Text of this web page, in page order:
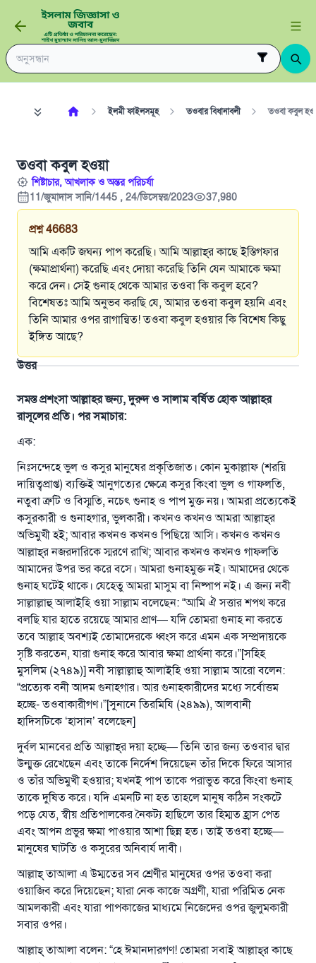
ইলমী ফাইলসমূহ তওবার বিধানাবলী তওবা কবুল
তওবা কবুল হওয়া
শিষ্টাচার, আখলাক ও অন্তর পরিচর্যা
11/জুমাদাস সানি/1445 , 24/ডিসেম্বর/2023
37,980
প্রশ্ন 46683
আমি একটি জঘন্য পাপ করেছি। আমি আল্লাহ্‌র কাছে ইস্তিগফার
(ক্ষমাপ্রার্থনা) করেছি এবং দোয়া করেছি তিনি যেন আমাকে ক্ষমা
করে দেন। সেই গুনাহ থেকে আমার তওবা কি কবুল হবে?
বিশেষতঃ আমি অনুভব করছি যে, আমার তওবা কবুল হয়নি এবং
তিনি আমার ওপর রাগান্বিত! তওবা কবুল হওয়ার কি বিশেষ কিছু
ইঙ্গিত আছে?
উত্তর
সমস্ত প্রশংসা আল্লাহর জন্য, দুরুদ ও সালাম বর্ষিত হোক আল্লাহর
রাসূলের প্রতি। পর সমাচার:
এক:
নিঃসন্দেহে ভুল ও কসুর মানুষের প্রকৃতিজাত। কোন মুকাল্লাফ (শরয়ি
দায়িত্বপ্রাপ্ত) ব্যক্তিই আনুগত্যের ক্ষেত্রে কসুর কিংবা ভুল ও গাফলতি,
নতুবা ত্রুটি ও বিস্মৃতি, নচেৎ গুনাহ ও পাপ মুক্ত নয়। আমরা প্রত্যেকেই
কসুরকারী ও গুনাহগার, ভুলকারী। কখনও কখনও আমরা আল্লাহ্‌র
অভিমুখী হই; আবার কখনও কখনও পিছিয়ে আসি। কখনও কখনও
আল্লাহ্‌র নজরদারিকে স্মরণে রাখি; আবার কখনও কখনও গাফলতি
আমাদের উপর ভর করে বসে। আমরা গুনাহমুক্ত নই। আমাদের থেকে
গুনাহ ঘটেই থাকে। যেহেতু আমরা মাসুম বা নিষ্পাপ নই। এ জন্য নবী
সাল্লাল্লাহু আলাইহি ওয়া সাল্লাম বলেছেন: “আমি ঐ সত্তার শপথ করে
বলছি যার হাতে রয়েছে আমার প্রাণ— যদি তোমরা গুনাহ না করতে
তবে আল্লাহ অবশ্যই তোমাদেরকে ধ্বংস করে এমন এক সম্প্রদায়কে
সৃষ্টি করতেন, যারা গুনাহ করে আবার ক্ষমা প্রার্থনা করে।”[সহিহ
মুসলিম (২৭৪৯)] নবী সাল্লাল্লাহু আলাইহি ওয়া সাল্লাম আরো বলেন:
“প্রত্যেক বনী আদম গুনাহগার। আর গুনাহকারীদের মধ্যে সর্বোত্তম
হচ্ছে- তওবাকারীগণ।”[সুনানে তিরমিযি (২৪৯৯), আলবানী
হাদিসটিকে ‘হাসান’ বলেছেন]
দুর্বল মানবের প্রতি আল্লাহ্‌র দয়া হচ্ছে— তিনি তার জন্য তওবার দ্বার
উন্মুক্ত রেখেছেন এবং তাকে নির্দেশ দিয়েছেন তাঁর দিকে ফিরে আসার
ও তাঁর অভিমুখী হওয়ার; যখনই পাপ তাকে পরাভুত করে কিংবা গুনাহ
তাকে দুষিত করে। যদি এমনটি না হত তাহলে মানুষ কঠিন সংকটে
পড়ে যেত, স্বীয় প্রতিপালকের নৈকট্য হাছিলে তার হিম্মত হ্রাস পেত
এবং আপন প্রভুর ক্ষমা পাওয়ার আশা ছিন্ন হত। তাই তওবা হচ্ছে—
মানুষের ঘাটতি ও কসুরের অনিবার্য দাবী।
আল্লাহ্‌ তাআলা এ উম্মতের সব শ্রেণীর মানুষের ওপর তওবা করা
ওয়াজিব করে দিয়েছেন; যারা নেক কাজে অগ্রণী, যারা পরিমিত নেক
আমলকারী এবং যারা পাপকাজের মাধ্যমে নিজেদের ওপর জুলুমকারী
সবার ওপর।
আল্লাহ্‌ তাআলা বলেন: “হে ঈমানদারগণ! তোমরা সবাই আল্লাহ্‌র কাছে